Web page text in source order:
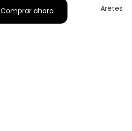
Aretes
Comprar ahora